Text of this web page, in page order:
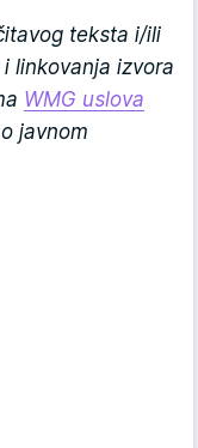
teksta i/ili
linkovanja izvora
WMG uslova
javnom